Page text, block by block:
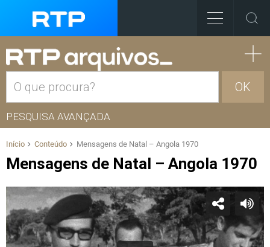
OK
PESQUISA AVANÇADA
Início Conteúdo Mensagens de Natal – Angola 1970
Mensagens de Natal – Angola 1970